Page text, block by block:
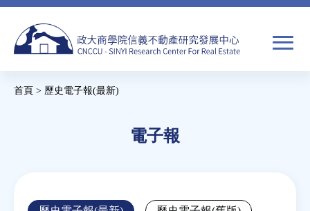
Jump
navigation
搜
首頁 > 歷史電子報(最新)
電子報
Back